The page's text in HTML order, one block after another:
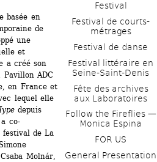
basée en
de
une
et
a créé son
ADC
en France et
lequel elle
depuis
co-
de La
Molnár,
Festival
Festival de courts-
métrages
Festival de danse
Festival littéraire en
Seine-Saint-Denis
Fête des archives
aux Laboratoires
Follow the Fireflies —
Monica Espina
FOR US
General Presentation